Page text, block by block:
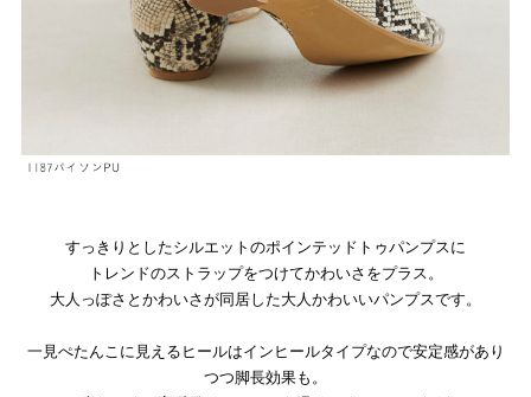
すっきりとしたシルエットのポインテッドトゥパンプスに
トレンドのストラップをつけてかわいさをプラス。
大人っぽさとかわいさが同居した大人かわいいパンプスです。
一見ぺたんこに見えるヒールはインヒールタイプなので安定感があり
つつ脚長効果も。